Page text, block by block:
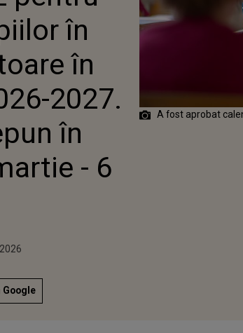
CERERILE SE DEPUN ÎN
31 MARTIE - 6 MAI
în
în
2027.
în
- 6
Google
A fost aprobat